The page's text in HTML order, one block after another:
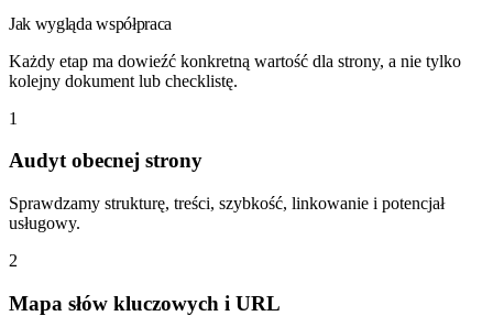
Jak wygląda współpraca
Każdy etap ma dowieźć konkretną wartość dla strony, a nie tylko
kolejny dokument lub checklistę.
1
Audyt obecnej strony
Sprawdzamy strukturę, treści, szybkość, linkowanie i potencjał
usługowy.
2
Mapa słów kluczowych i URL